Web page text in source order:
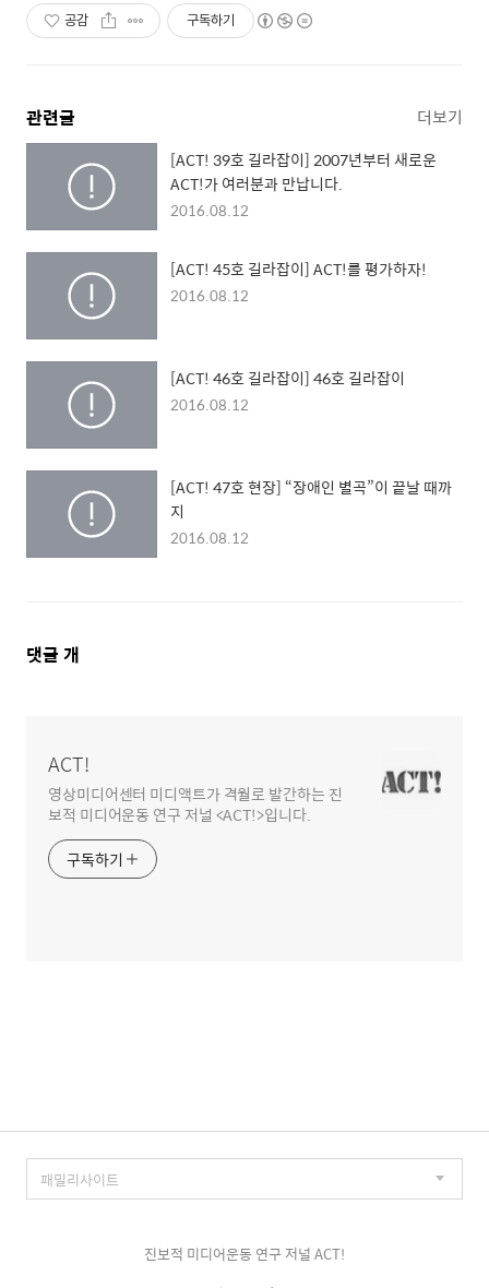
공감 구독하기
관련글 더보기
[ACT! 39호 길라잡이] 2007년부터 새로운
ACT!가 여러분과 만납니다.
2016.08.12
[ACT! 45호 길라잡이] ACT!를 평가하자!
2016.08.12
[ACT! 46호 길라잡이] 46호 길라잡이
2016.08.12
[ACT! 47호 현장] “장애인 별곡”이 끝날 때까
지
2016.08.12
댓
댓글 개
ACT!
영상미디어센터 미디액트가 격월로 발간하는 진
보적 미디어운동 연구 저널 <ACT!>입니다.
구독하기
진보적 미디어운동 연구 저널 ACT!